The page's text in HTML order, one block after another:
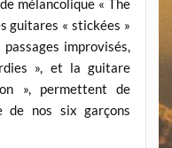
mélancolique « The
guitares « stickées »
improvisés,
», et la guitare
», permettent de
de nos six garçons